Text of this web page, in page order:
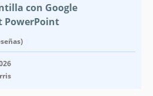
con Google
PowerPoint